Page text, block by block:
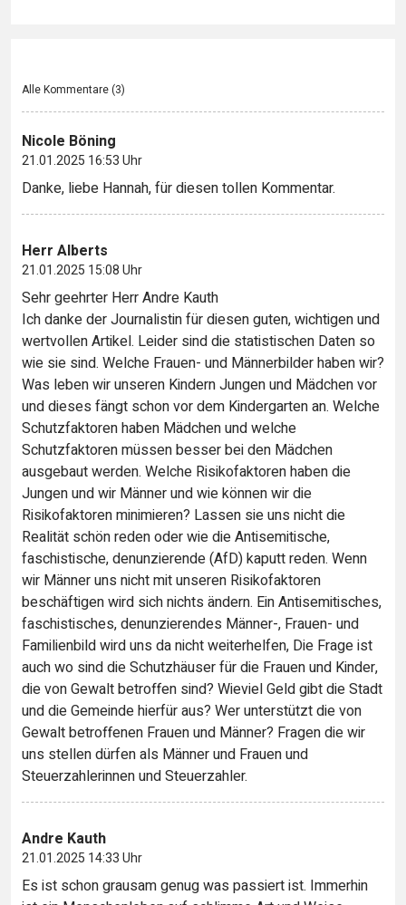
Alle Kommentare (3)
Nicole Böning
21.01.2025 16:53 Uhr
Danke, liebe Hannah, für diesen tollen Kommentar.
Herr Alberts
21.01.2025 15:08 Uhr
Sehr geehrter Herr Andre Kauth
Ich danke der Journalistin für diesen guten, wichtigen und
wertvollen Artikel. Leider sind die statistischen Daten so
wie sie sind. Welche Frauen- und Männerbilder haben wir?
Was leben wir unseren Kindern Jungen und Mädchen vor
und dieses fängt schon vor dem Kindergarten an. Welche
Schutzfaktoren haben Mädchen und welche
Schutzfaktoren müssen besser bei den Mädchen
ausgebaut werden. Welche Risikofaktoren haben die
Jungen und wir Männer und wie können wir die
Risikofaktoren minimieren? Lassen sie uns nicht die
Realität schön reden oder wie die Antisemitische,
faschistische, denunzierende (AfD) kaputt reden. Wenn
wir Männer uns nicht mit unseren Risikofaktoren
beschäftigen wird sich nichts ändern. Ein Antisemitisches,
faschistisches, denunzierendes Männer-, Frauen- und
Familienbild wird uns da nicht weiterhelfen, Die Frage ist
auch wo sind die Schutzhäuser für die Frauen und Kinder,
die von Gewalt betroffen sind? Wieviel Geld gibt die Stadt
und die Gemeinde hierfür aus? Wer unterstützt die von
Gewalt betroffenen Frauen und Männer? Fragen die wir
uns stellen dürfen als Männer und Frauen und
Steuerzahlerinnen und Steuerzahler.
Andre Kauth
21.01.2025 14:33 Uhr
Es ist schon grausam genug was passiert ist. Immerhin